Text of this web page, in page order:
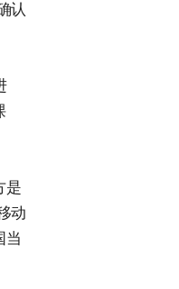
认
是
动
当